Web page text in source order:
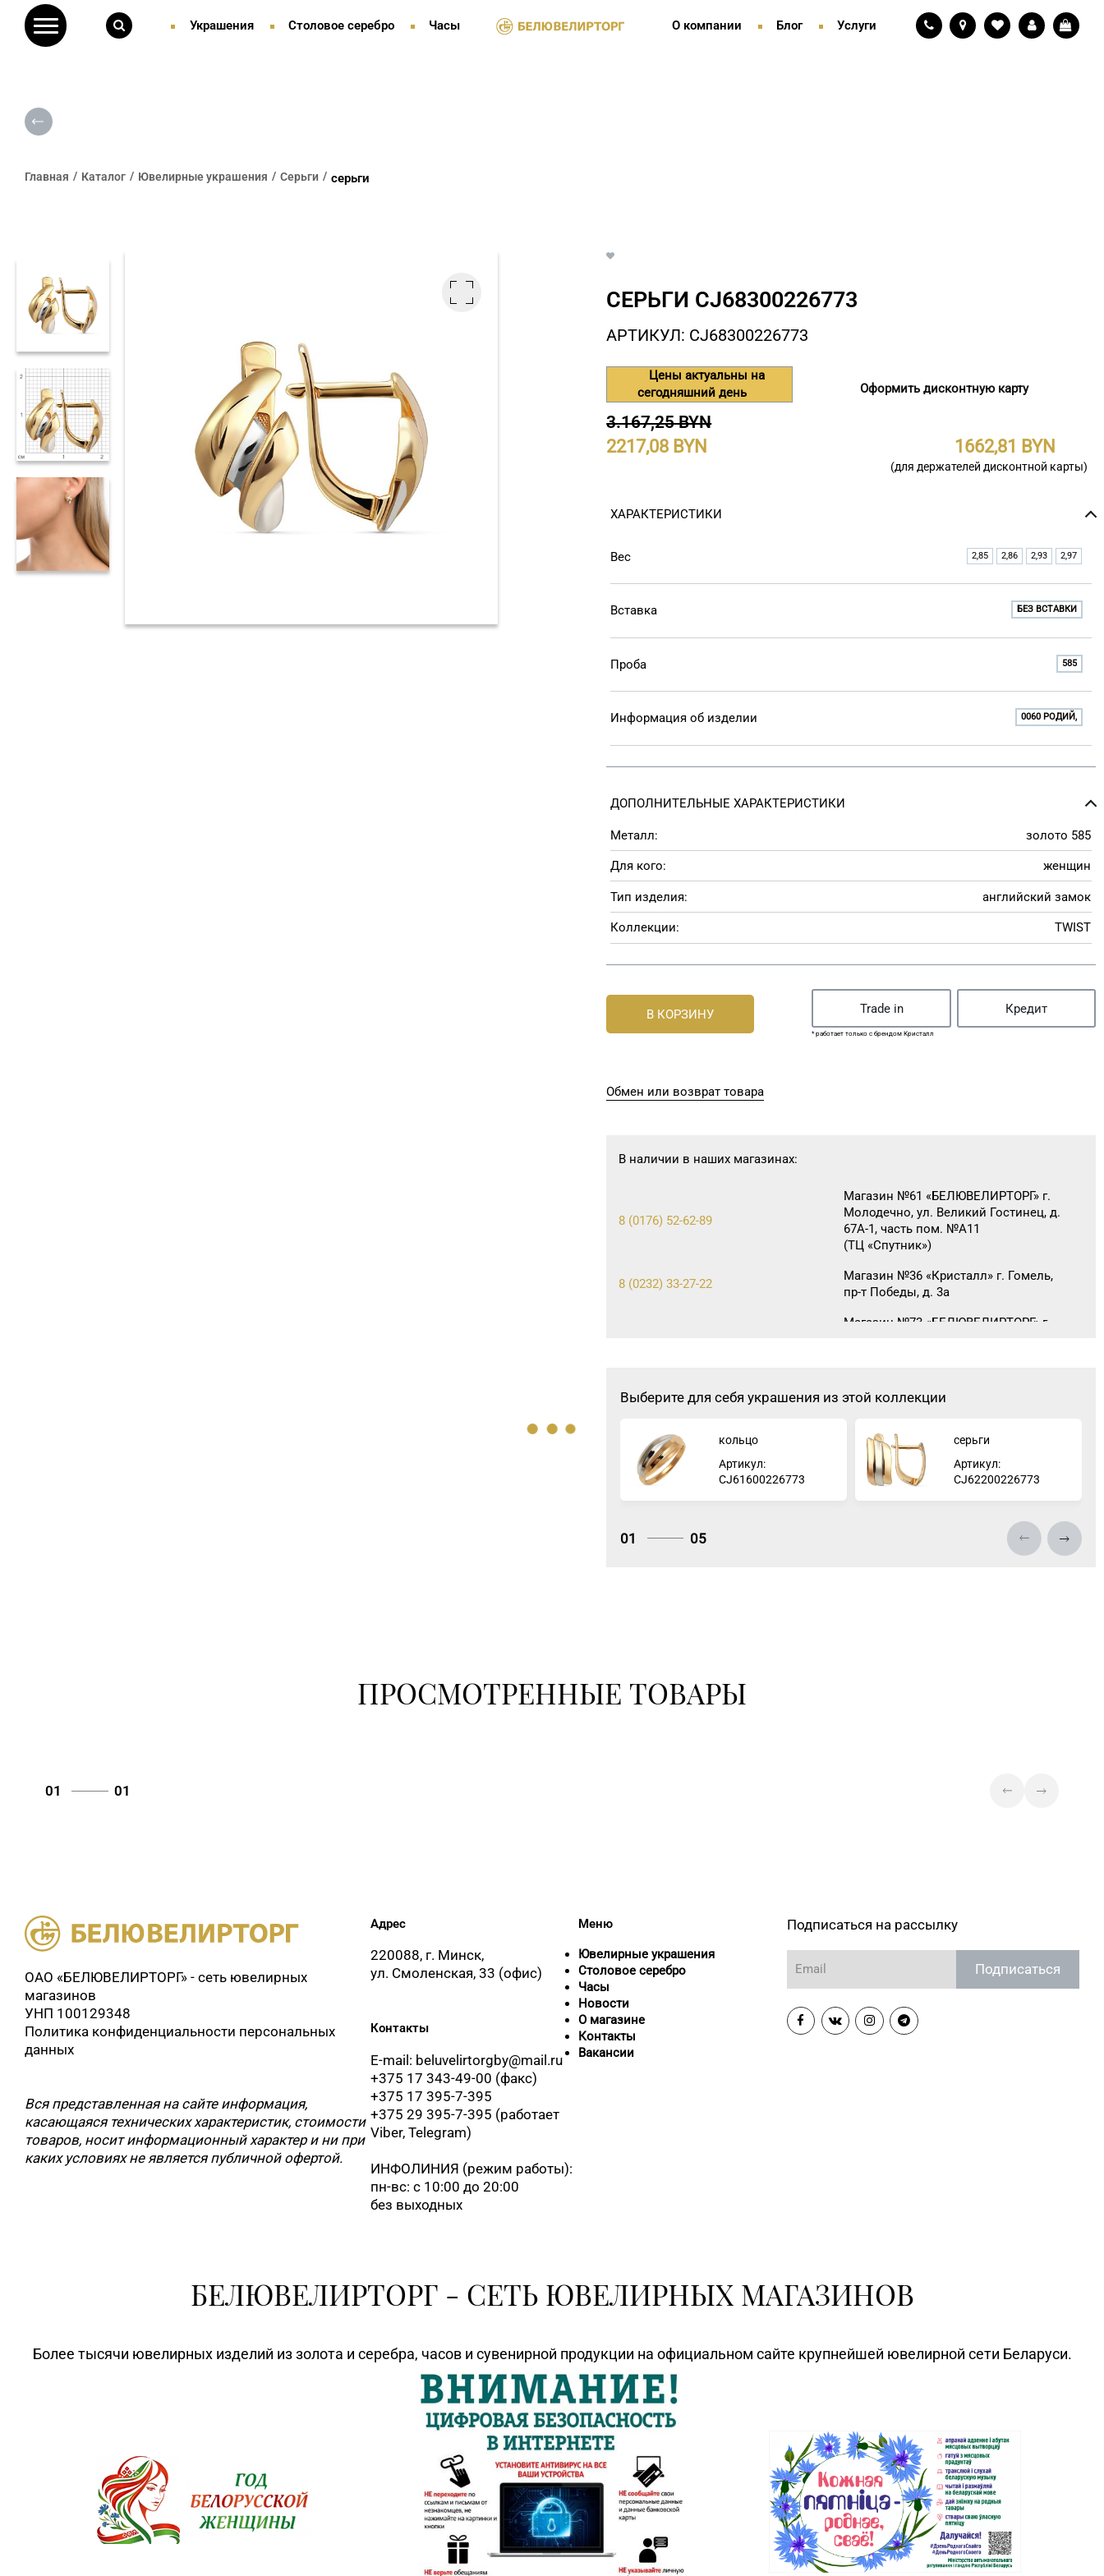
Украшения Столовое серебро Часы О компании Блог Услуги
Главная Каталог Ювелирные украшения Серьги серьги
СЕРЬГИ СJ68300226773
АРТИКУЛ: СJ68300226773
Цены актуальны на
сегодняшний день
Оформить дисконтную карту
3.167,25 BYN
2217,08 1662,81
(для держателей дисконтной карты)
ХАРАКТЕРИСТИКИ
Вес 2,85 2,86 2,93 2,97
Вставка БЕЗ ВСТАВКИ
Проба 585
Информация об изделии 0060 РОДИЙ,
ДОПОЛНИТЕЛЬНЫЕ ХАРАКТЕРИСТИКИ
Металл: золото 585
Для кого: женщин
Тип изделия: английский замок
Коллекции: TWIST
В КОРЗИНУ Trade in Кредит
* работает только с брендом Кристалл
Обмен или возврат товара
В наличии в наших магазинах:
8 (0176) 52-62-89
Магазин №61 «БЕЛЮВЕЛИРТОРГ» г.
Молодечно, ул. Великий Гостинец, д.
67А-1, часть пом. №А11
(ТЦ «Спутник»)
8 (0232) 33-27-22
Магазин №36 «Кристалл» г. Гомель,
пр-т Победы, д. 3а
Магазин №73 «БЕЛЮВЕЛИРТОРГ» г.
8 (0165) 52 31 30
Столин, ул. Советская,1а
Выберите для себя украшения из этой коллекции
кольцо
Артикул:
СJ61600226773
серьги
Артикул:
СJ62200226773
01 05
ПРОСМОТРЕННЫЕ ТОВАРЫ
01 01
ОАО «БЕЛЮВЕЛИРТОРГ» - сеть ювелирных
магазинов
УНП 100129348
Политика конфиденциальности персональных
данных
Вся представленная на сайте информация,
касающаяся технических характеристик, стоимости
товаров, носит информационный характер и ни при
каких условиях не является публичной офертой.
Адрес
220088, г. Минск,
ул. Смоленская, 33 (офис)
Контакты
E-mail: beluvelirtorgby@mail.ru
+375 17 343-49-00 (факс)
+375 17 395-7-395
+375 29 395-7-395 (работает
Viber, Telegram)
ИНФОЛИНИЯ (режим работы):
пн-вс: с 10:00 до 20:00
без выходных
Меню
Ювелирные украшения
Столовое серебро
Часы
Новости
О магазине
Контакты
Вакансии
Подписаться на рассылку
Подписаться
БЕЛЮВЕЛИРТОРГ - СЕТЬ ЮВЕЛИРНЫХ МАГАЗИНОВ
Более тысячи ювелирных изделий из золота и серебра, часов и сувенирной продукции на официальном сайте крупнейшей ювелирной сети Беларуси.